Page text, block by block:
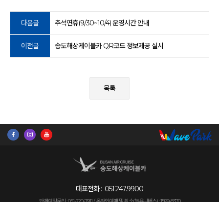
다음글 추석연휴(9/30~10/4) 운영시간 안내
이전글 송도해상케이블카 QR코드 정보제공 실시
목록
대표전화 : 051.247.9900